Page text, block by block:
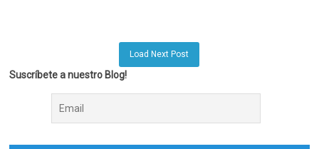
Load Next Post
Suscríbete a nuestro Blog!